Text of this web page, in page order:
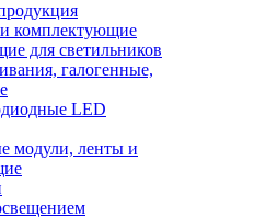
комплектующие
для светильников
галогенные,
LED
модули, ленты и